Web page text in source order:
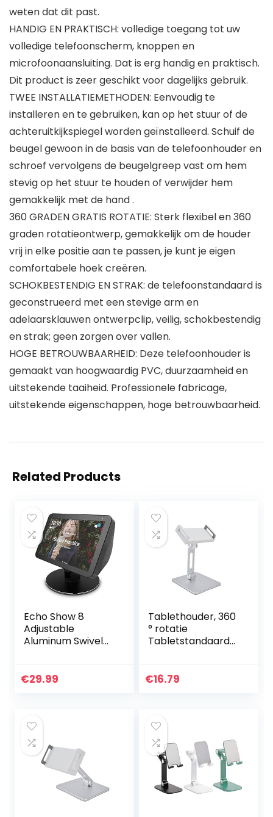
weten dat dit past.
HANDIG EN PRAKTISCH: volledige toegang tot uw
volledige telefoonscherm, knoppen en
microfoonaansluiting. Dat is erg handig en praktisch.
Dit product is zeer geschikt voor dagelijks gebruik.
TWEE INSTALLATIEMETHODEN: Eenvoudig te
installeren en te gebruiken, kan op het stuur of de
achteruitkijkspiegel worden geïnstalleerd. Schuif de
beugel gewoon in de basis van de telefoonhouder en
schroef vervolgens de beugelgreep vast om hem
stevig op het stuur te houden of verwijder hem
gemakkelijk met de hand .
360 GRADEN GRATIS ROTATIE: Sterk flexibel en 360
graden rotatieontwerp, gemakkelijk om de houder
vrij in elke positie aan te passen, je kunt je eigen
comfortabele hoek creëren.
SCHOKBESTENDIG EN STRAK: de telefoonstandaard is
geconstrueerd met een stevige arm en
adelaarsklauwen ontwerpclip, veilig, schokbestendig
en strak; geen zorgen over vallen.
HOGE BETROUWBAARHEID: Deze telefoonhouder is
gemaakt van hoogwaardig PVC, duurzaamheid en
uitstekende taaiheid. Professionele fabricage,
uitstekende eigenschappen, hoge betrouwbaarheid.
Related Products
Echo Show 8
Adjustable
Aluminum Swivel
the top stand for
€29.99
Tablethouder, 360
° rotatie
Tabletstandaard
Eenvoudig te
€16.79